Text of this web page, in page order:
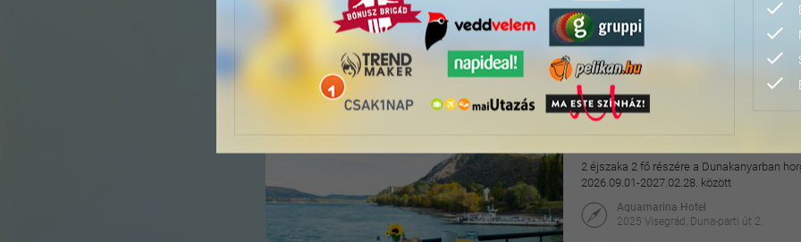
2098 Pilisszentkereszt, Fény u. 1.
maiUtazás
79.900 Ft
Hangulatos pihenés a
2 éjszaka 2 fő részére a Dunakanyarban
2026.09.01-2027.02.28. között
Aquamarina Hotel
2025 Visegrád, Duna-parti út 2.